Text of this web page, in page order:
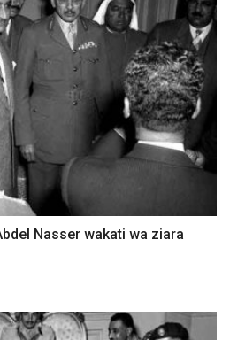
Nasser wakati wa ziara